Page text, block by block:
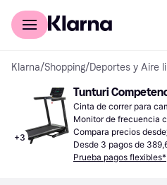
Comprar con Klarna
Klarna/Shopping/Deportes y Aire
+3
Tunturi
Cinta de correr para
Monitor de frecuencia
Ruedas de transporte,
Compara precios desde
Desde 3 pagos de
Prueba pagos flexibles*